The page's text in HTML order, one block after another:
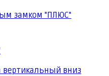
замком "ПЛЮС"
вниз